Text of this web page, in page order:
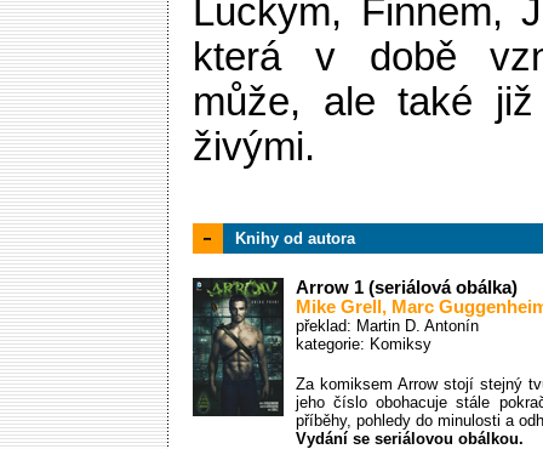
Luckym, Finnem,
která v době
může, ale také
živými.
Knihy od autora
Arrow 1 (seriálová obálka)
Mike Grell , Marc
překlad: Martin D. Antonín
kategorie: Komiksy
Za komiksem Arrow stojí stejný
jeho číslo obohacuje stále
příběhy, pohledy do minulosti a
Vydání se seriálovou obálkou.